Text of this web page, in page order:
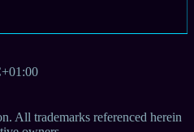
All trademarks referenced herein